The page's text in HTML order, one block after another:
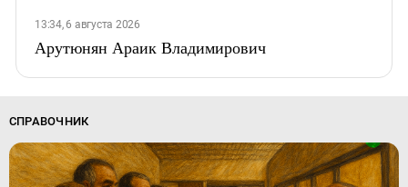
13:34, 6 августа 2026
Арутюнян Араик Владимирович
СПРАВОЧНИК